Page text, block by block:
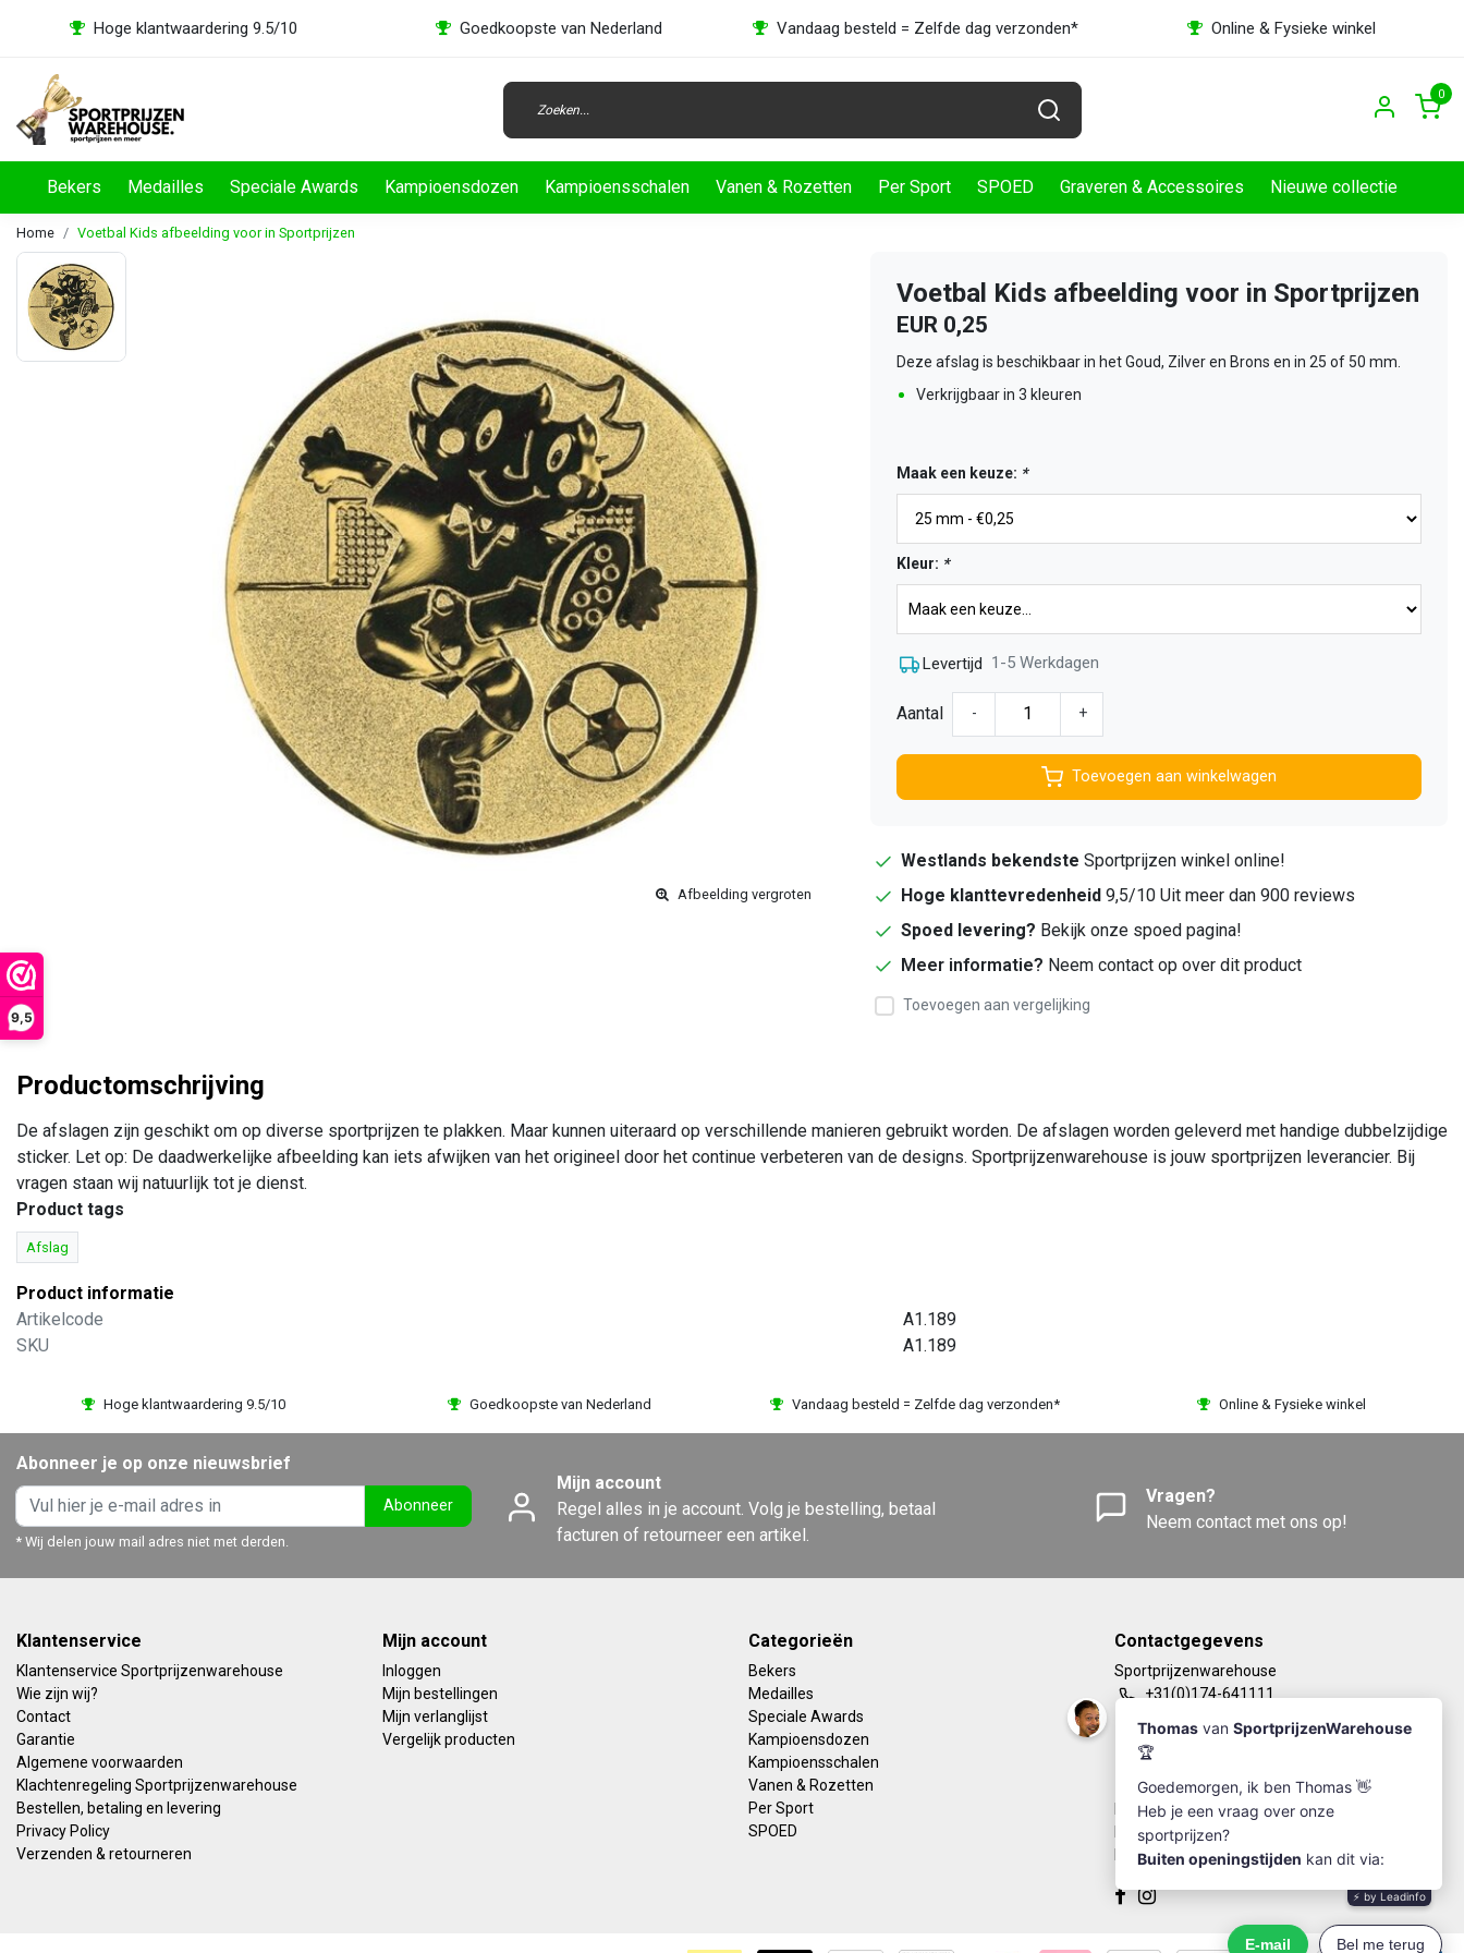
9,5
Hoge klantwaardering 9.5/10 Goedkoopste van Nederland Vandaag besteld = Zelfde dag verzonden* Online & Fysieke winkel
0
Bekers Medailles Speciale Awards Kampioensdozen Kampioensschalen Vanen & Rozetten Per Sport SPOED Graveren & Accessoires Nieuwe collectie
Home Voetbal Kids afbeelding voor in Sportprijzen
Afbeelding vergroten
Voetbal Kids afbeelding voor in Sportprijzen
EUR 0,25
Deze afslag is beschikbaar in het Goud, Zilver en Brons en in 25 of 50 mm.
Verkrijgbaar in 3 kleuren
Maak een keuze: *
Kleur: *
Levertijd 1-5 Werkdagen
Aantal - +
Toevoegen aan winkelwagen
Westlands bekendste Sportprijzen winkel online!
Hoge klanttevredenheid 9,5/10 Uit meer dan 900 reviews
Spoed levering? Bekijk onze spoed pagina!
Meer informatie? Neem contact op over dit product
Toevoegen aan vergelijking
Productomschrijving
De afslagen zijn geschikt om op diverse sportprijzen te plakken. Maar kunnen uiteraard op verschillende manieren gebruikt worden. De afslagen worden geleverd met handige dubbelzijdige
sticker. Let op: De daadwerkelijke afbeelding kan iets afwijken van het origineel door het continue verbeteren van de designs. Sportprijzenwarehouse is jouw sportprijzen leverancier. Bij
vragen staan wij natuurlijk tot je dienst.
Product tags
Afslag
Product informatie
Artikelcode
A1.189
SKU
A1.189
Hoge klantwaardering 9.5/10 Goedkoopste van Nederland Vandaag besteld = Zelfde dag verzonden* Online & Fysieke winkel
Abonneer je op onze nieuwsbrief
Abonneer
* Wij delen jouw mail adres niet met derden.
Mijn account
Regel alles in je account. Volg je bestelling, betaal
facturen of retourneer een artikel.
Vragen?
Neem contact met ons op!
Klantenservice
Klantenservice Sportprijzenwarehouse
Wie zijn wij?
Contact
Garantie
Algemene voorwaarden
Klachtenregeling Sportprijzenwarehouse
Bestellen, betaling en levering
Privacy Policy
Verzenden & retourneren
Mijn account
Inloggen
Mijn bestellingen
Mijn verlanglijst
Vergelijk producten
Categorieën
Bekers
Medailles
Speciale Awards
Kampioensdozen
Kampioensschalen
Vanen & Rozetten
Per Sport
SPOED
Contactgegevens
Sportprijzenwarehouse
+31(0)174-641111
info@sportprijzenwarehouse.nl
Kleine Woerdlaan 19
KvK Number: 63249286
BTW-number: NL002184030B77
Bankrekening: NL67RABO0125923279